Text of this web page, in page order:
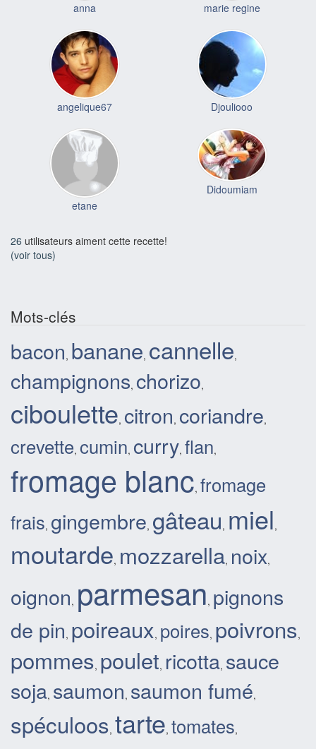
anna marie regine
angelique67 Djouliooo
etane
Didoumiam
26 utilisateurs aiment cette recette!
(voir tous)
Mots-clés
bacon, banane, cannelle,
champignons, chorizo,
ciboulette, citron, coriandre,
crevette, cumin, curry, flan,
fromage blanc, fromage
frais, gingembre, gâteau, miel,
moutarde, mozzarella, noix,
oignon, parmesan, pignons
de pin, poireaux, poires, poivrons,
pommes, poulet, ricotta, sauce
soja, saumon, saumon fumé,
spéculoos, tarte, tomates,